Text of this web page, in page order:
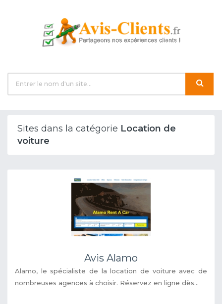
Sites dans la catégorie Location de
voiture
Avis Alamo
Alamo, le spécialiste de la location de voiture avec de
nombreuses agences à choisir. Réservez en ligne dès...